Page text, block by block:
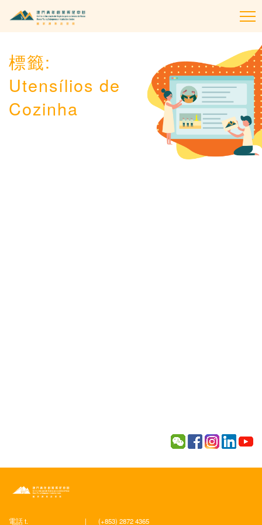
標籤:
Utensílios de
Cozinha
電話 t. | (+853) 2872 4365